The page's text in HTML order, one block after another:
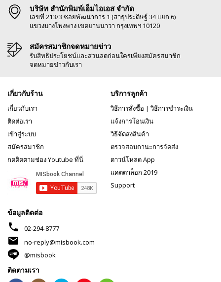
บริษัท สำนักพิมพ์เอ็มไอเอส จำกัด
เลขที่ 213/3 ซอยพัฒนาการ 1 (สาธุประดิษฐ์ 34 แยก 6)
แขวงบางโพงพาง เขตยานนาวา กรุงเทพฯ 10120
สมัครสมาชิกจดหมายข่าว
รับสิทธิประโยชน์และส่วนลดก่อนใครเพียงสมัครสมาชิก
จดหมายข่าวกับเรา
เกี่ยวกับร้าน
เกี่ยวกับเรา
ติดต่อเรา
เข้าสู่ระบบ
สมัครสมาชิก
กดติดตามช่อง Youtube ที่นี่
บริการลูกค้า
วิธีการสั่งซื้อ | วิธีการชำระเงิน
แจ้งการโอนเงิน
วิธีจัดส่งสินค้า
ตรวจสอบถานะการจัดส่ง
ดาวน์โหลด App
แคตตาล็อก 2019
Support
ข้อมูลติดต่อ
phone 02-294-8777
mail
no-reply@misbook.com
@misbook
ติดตามเรา